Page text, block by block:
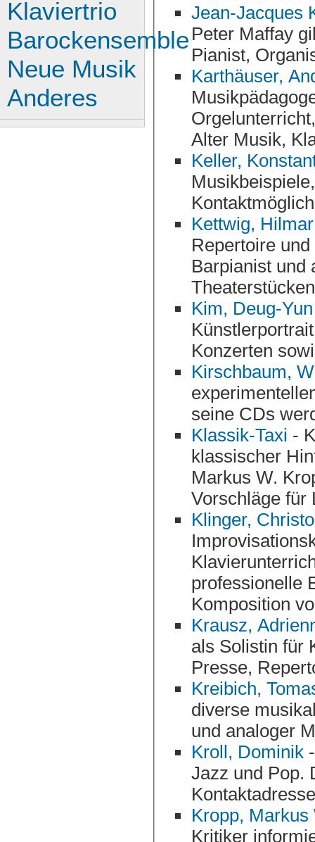
Jean-Jacques
Peter Maffay gibt einen Überblick über sein Schaffen als
Karthäuser,
Musikpädagogen aus Wiesbaden mit
Orgelunterricht, Prüfungsvorbereitung und
Keller,
Kettwig, Hilmar
Repertoire und seine Projekte als Gospelpianist,
Barpianist und als
Kim, Deug-Yun
Künstlerportrait, Ton- und Video-
Konzerten
Kirschbaum,
experimentellen Avantgarde-Jazz. Seine
seine CDs
Klassik-Taxi -
klassischer
Markus W. Kropp aus Köln
Klinger,
Improvisationskünstler aus
Klavierunterricht
professionelle
Komposition
Krausz,
als Solistin für Klavierkonzerte und stellt sich mit Bio,
Kreibich,
diverse musikalische Projekte zwischen elektronischer
Kroll, Dominik-
Jazz und Pop. Die Homepage stellt Projekte vor, bietet
Kropp, Markus
Kritiker informiert über Konzerttermine, bietet mp3-
Klaviertrio
Barockensemble
Neue Musik
Anderes